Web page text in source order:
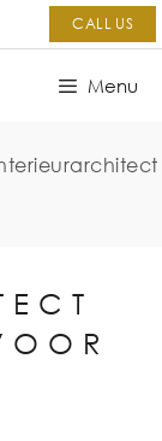
CALL US
Menu